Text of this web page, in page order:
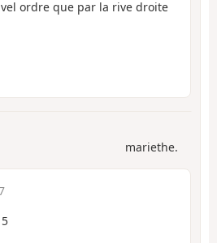
ordre que par la rive droite
mariethe.
5